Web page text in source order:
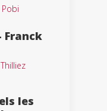
Franck
les